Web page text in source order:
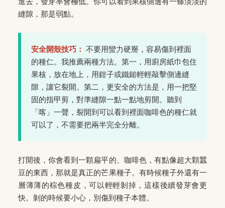
縫隙，那是弱點。
安全開殼技巧： 不要用蠻力硬掰，容易傷到裡面
的種仁。我推薦兩種方法。第一，用廚房紙巾包住
果核，放在地上，用鉗子或鐵鎚輕輕敲擊側邊縫
隙，讓它裂開。第二，更安全的方法是，用一把堅
固的指甲剪，對準縫隙一點一點地剪開。聽到
「喀」一聲，裂開到可以看到裡面咖啡色的種仁就
可以了，不需要把兩半完全分離。
打開後，你會看到一顆扁平的、咖啡色，有點像超大顆蠶
豆的東西，那就是真正的芒果種子。有時候種子外還有一
層薄薄的棕色種皮，可以輕輕剝掉，這樣後續發芽會更
快。剝的時候要小心，別傷到種子本體。